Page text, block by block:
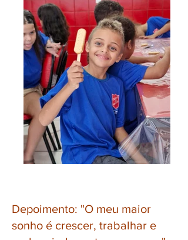
Depoimento: "O meu maior
sonho é crescer, trabalhar e